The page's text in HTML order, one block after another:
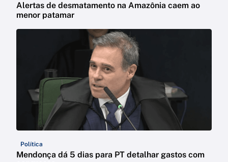
Alertas de desmatamento na Amazônia caem ao
menor patamar
Política
Mendonça dá 5 dias para PT detalhar gastos com